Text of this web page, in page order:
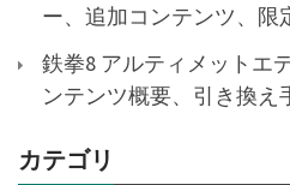
ー、追加コンテンツ、限
鉄拳8 アルティメットエ
ンテンツ概要、引き換え
カテゴリ